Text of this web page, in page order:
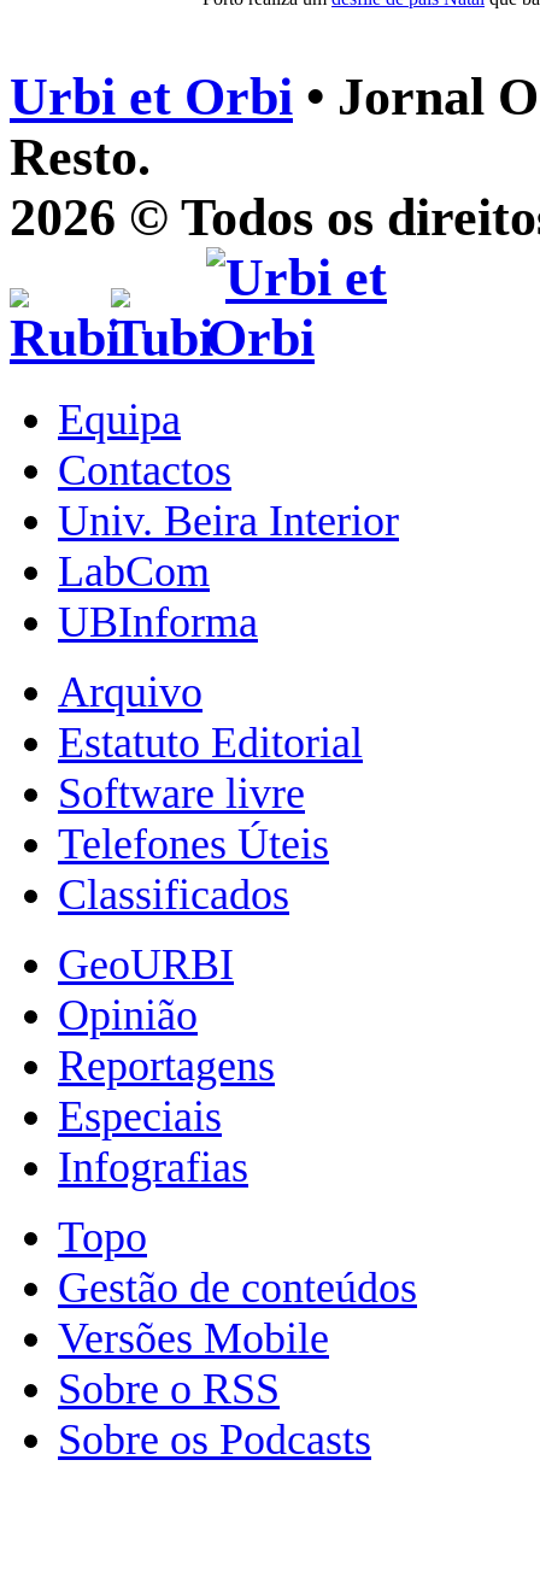
Urbi et Orbi • Jornal
Resto.
2026 © Todos os
Equipa
Contactos
Univ. Beira Interior
LabCom
UBInforma
Arquivo
Estatuto Editorial
Software livre
Telefones Úteis
Classificados
GeoURBI
Opinião
Reportagens
Especiais
Infografias
Topo
Gestão de conteúdos
Versões Mobile
Sobre o RSS
Sobre os Podcasts